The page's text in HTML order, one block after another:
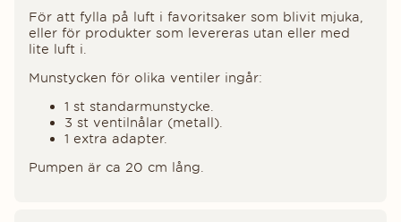
För att fylla på luft i favoritsaker som blivit mjuka,
eller för produkter som levereras utan eller med
lite luft i.
Munstycken för olika ventiler ingår:
1 st standarmunstycke.
3 st ventilnålar (metall).
1 extra adapter.
Pumpen är ca 20 cm lång.